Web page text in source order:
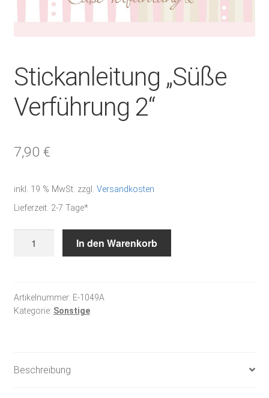
Stickanleitung „Süße
Verführung 2“
7,90 €
inkl. 19 % MwSt. zzgl. Versandkosten
Lieferzeit: 2-7 Tage*
Menge
In den Warenkorb
Artikelnummer: E-1049A
Kategorie: Sonstige
Beschreibung